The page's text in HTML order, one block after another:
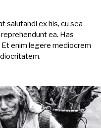
salutandi ex his, cu sea
ea. Has
enim legere mediocrem